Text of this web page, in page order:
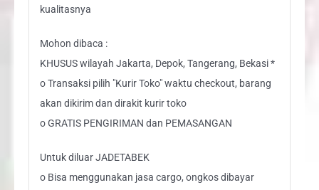
kualitasnya
Mohon dibaca :
KHUSUS wilayah Jakarta, Depok, Tangerang, Bekasi *
o Transaksi pilih "Kurir Toko" waktu checkout, barang
akan dikirim dan dirakit kurir toko
o GRATIS PENGIRIMAN dan PEMASANGAN
Untuk diluar JADETABEK
o Bisa menggunakan jasa cargo, ongkos dibayar